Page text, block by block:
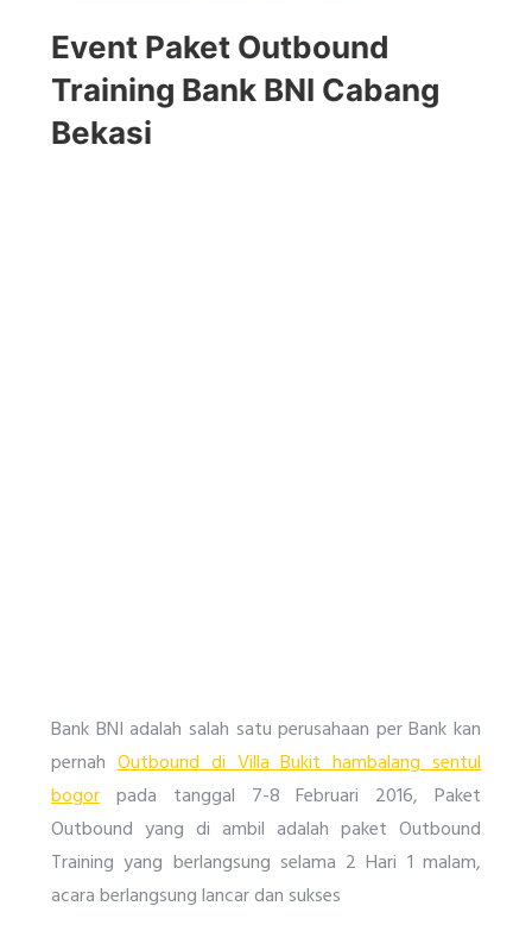
Event Paket Outbound
Training Bank BNI Cabang
Bekasi
Bank BNI adalah salah satu perusahaan per Bank kan
pernahOutbound di Villa Bukit hambalang sentul
bogor pada tanggal 7-8 Februari 2016, Paket
Outbound yang di ambil adalah paket Outbound
Training yang berlangsung selama 2 Hari 1 malam,
acara berlangsung lancar dan sukses